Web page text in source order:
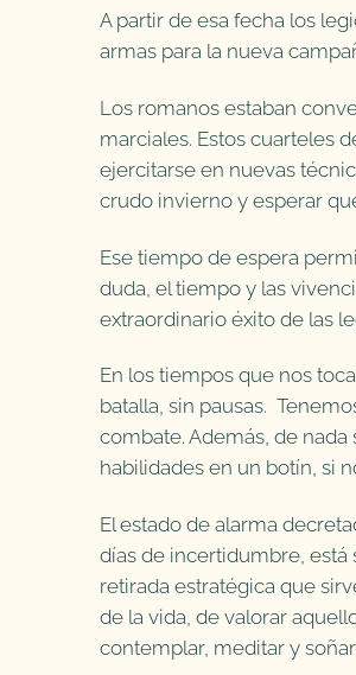
A partir de esa fecha los
armas para la nueva
Los romanos estaban
marciales. Estos cuarteles
ejercitarse en nuevas
crudo invierno y esperar
Ese tiempo de espera
duda, el tiempo y las
extraordinario éxito de las
En los tiempos que nos
batalla, sin pausas.
combate. Además, de
habilidades en un botín, si
El estado de alarma
días de incertidumbre,
retirada estratégica que
de la vida, de valorar
contemplar, meditar y soñar.